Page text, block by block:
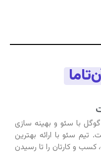
با سئو و بهینه سازی
سئو با ارائه بهترین
کسب و کارتان را تا رسیدن